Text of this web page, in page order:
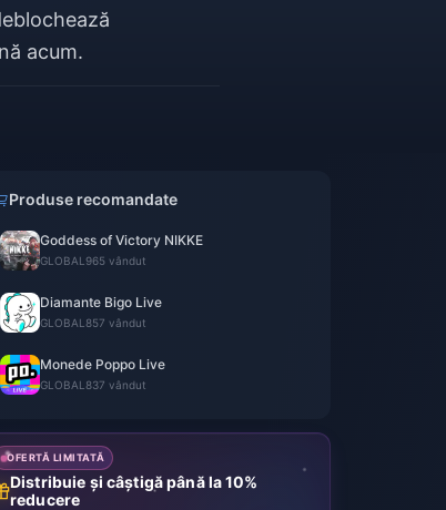
acum.
Produse recomandate
Goddess of Victory NIKKE
GLOBAL 965 vândut
Diamante Bigo Live
GLOBAL 857 vândut
Monede Poppo Live
GLOBAL 837 vândut
OFERTĂ LIMITATĂ
Distribuie și câștigă până la 10%
reducere